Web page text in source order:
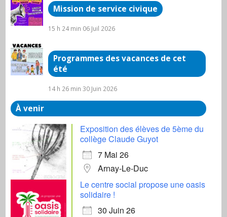
Mission de service civique
15 h 24 min 06 Juil 2026
Programmes des vacances de cet
été
14 h 26 min 30 Juin 2026
À venir
Exposition des élèves de 5ème du
collège Claude Guyot
7 Mai 26
Arnay-Le-Duc
Le centre social propose une oasis
solidaire !
30 Juin 26